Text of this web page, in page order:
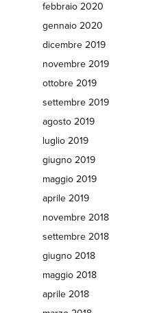
febbraio 2020
gennaio 2020
dicembre 2019
novembre 2019
ottobre 2019
settembre 2019
agosto 2019
luglio 2019
giugno 2019
maggio 2019
aprile 2019
novembre 2018
settembre 2018
giugno 2018
maggio 2018
aprile 2018